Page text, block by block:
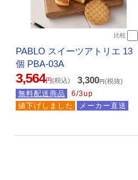
比較
PABLO スイーツアトリエ 13
個 PBA-03A
3,564円(税込) 3,300円(税抜)
無料配送商品
6/3up
値下げしました
メーカー直送